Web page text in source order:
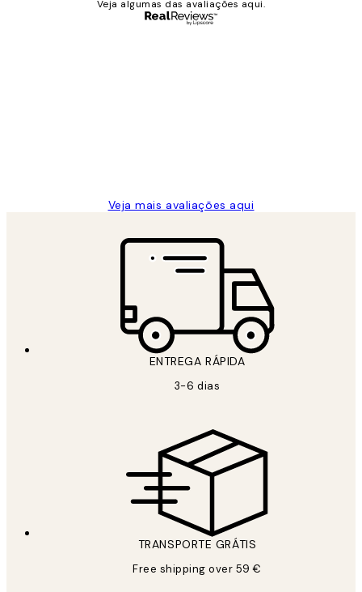
Veja algumas das avaliações aqui.
Veja mais avaliações aqui
ENTREGA RÁPIDA
3-6 dias
TRANSPORTE GRÁTIS
Free shipping over 59 €